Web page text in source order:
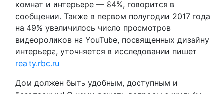
комнат и интерьере — 84%, говорится в
сообщении. Также в первом полугодии 2017 года
на 49% увеличилось число просмотров
видеороликов на YouTube, посвященных дизайну
интерьера, уточняется в исследовании пишет
realty.rbc.ru
Дом должен быть удобным, доступным и